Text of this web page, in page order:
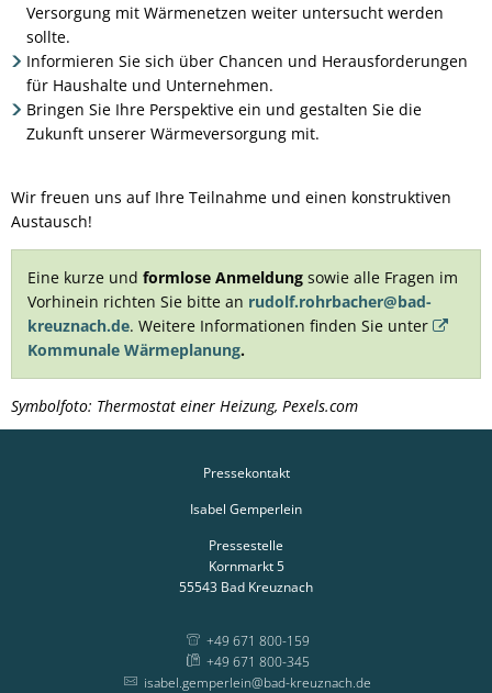
Versorgung mit Wärmenetzen weiter untersucht werden
sollte.
Informieren Sie sich über Chancen und Herausforderungen
für Haushalte und Unternehmen.
Bringen Sie Ihre Perspektive ein und gestalten Sie die
Zukunft unserer Wärmeversorgung mit.
Wir freuen uns auf Ihre Teilnahme und einen konstruktiven
Austausch!
Eine kurze und formlose Anmeldung sowie alle Fragen im
Vorhinein richten Sie bitte an rudolf.rohrbacher@bad-
kreuznach.de. Weitere Informationen finden Sie unter
Kommunale Wärmeplanung.
Symbolfoto: Thermostat einer Heizung, Pexels.com
Pressekontakt
Isabel Gemperlein
Pressestelle
Kornmarkt 5
55543 Bad Kreuznach
+49 671 800-159
+49 671 800-345
isabel.gemperlein@bad-kreuznach.de